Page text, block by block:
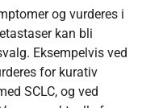
og vurderes i
kan bli
Eksempelvis ved
for kurativ
SCLC, og ved